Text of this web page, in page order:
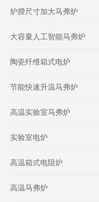
炉膛尺寸加大马弗炉
大容量人工智能马弗炉
陶瓷纤维箱式电炉
节能快速升温马弗炉
高温实验室马弗炉
实验室电炉
高温箱式电阻炉
高温马弗炉